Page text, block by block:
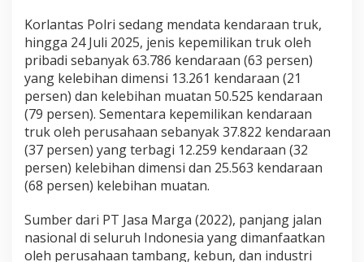
Korlantas Polri sedang mendata kendaraan truk,
hingga 24 Juli 2025, jenis kepemilikan truk oleh
pribadi sebanyak 63.786 kendaraan (63 persen)
yang kelebihan dimensi 13.261 kendaraan (21
persen) dan kelebihan muatan 50.525 kendaraan
(79 persen). Sementara kepemilikan kendaraan
truk oleh perusahaan sebanyak 37.822 kendaraan
(37 persen) yang terbagi 12.259 kendaraan (32
persen) kelebihan dimensi dan 25.563 kendaraan
(68 persen) kelebihan muatan.
Sumber dari PT Jasa Marga (2022), panjang jalan
nasional di seluruh Indonesia yang dimanfaatkan
oleh perusahaan tambang, kebun, dan industri